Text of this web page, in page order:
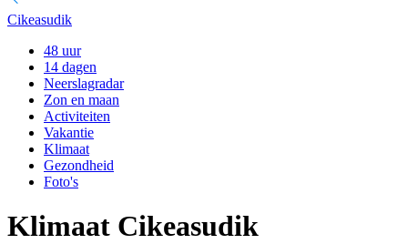
Cikeasudik
48 uur
14 dagen
Neerslagradar
Zon en maan
Activiteiten
Vakantie
Klimaat
Gezondheid
Foto's
Klimaat Cikeasudik